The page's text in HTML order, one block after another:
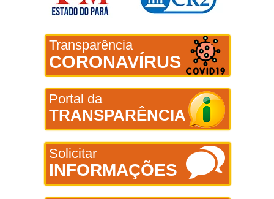
Transparência
CORONAVÍRUS
Portal da
TRANSPARÊNCIA
Solicitar
INFORMAÇÕES